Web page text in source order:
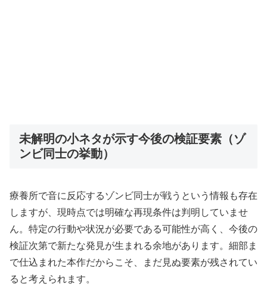
未解明の小ネタが示す今後の検証要素（ゾ
ンビ同士の挙動）
療養所で音に反応するゾンビ同士が戦うという情報も存在
しますが、現時点では明確な再現条件は判明していませ
ん。特定の行動や状況が必要である可能性が高く、今後の
検証次第で新たな発見が生まれる余地があります。細部ま
で仕込まれた本作だからこそ、まだ見ぬ要素が残されてい
ると考えられます。